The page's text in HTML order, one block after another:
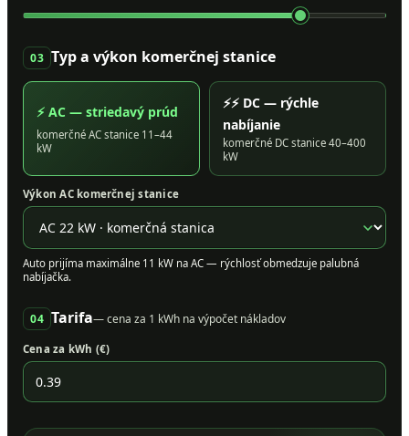
03 Typ a výkon komerčnej stanice
⚡ AC — striedavý prúd
komerčné AC stanice 11–44
kW
⚡⚡ DC — rýchle
nabíjanie
komerčné DC stanice 40–400
kW
Výkon AC komerčnej stanice
Auto prijíma maximálne 11 kW na AC — rýchlosť obmedzuje palubná
nabíjačka.
04 Tarifa— cena za 1 kWh na výpočet nákladov
Cena za kWh (€)